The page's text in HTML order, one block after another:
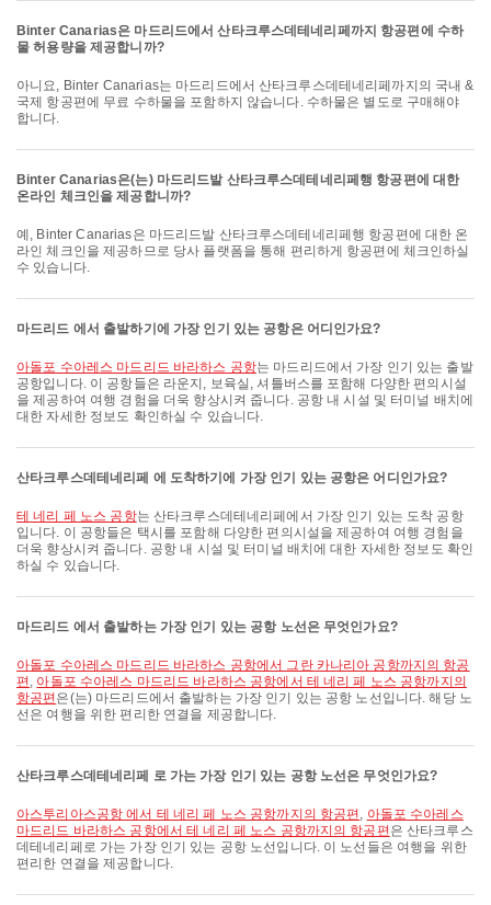
Binter Canarias은 마드리드에서 산타크루스데테네리페까지 항공편에 수하
물 허용량을 제공합니까?
아니요, Binter Canarias는 마드리드에서 산타크루스데테네리페까지의 국내 &
국제 항공편에 무료 수하물을 포함하지 않습니다. 수하물은 별도로 구매해야
합니다.
Binter Canarias은(는) 마드리드발 산타크루스데테네리페행 항공편에 대한
온라인 체크인을 제공합니까?
예, Binter Canarias은 마드리드발 산타크루스데테네리페행 항공편에 대한 온
라인 체크인을 제공하므로 당사 플랫폼을 통해 편리하게 항공편에 체크인하실
수 있습니다.
마드리드 에서 출발하기에 가장 인기 있는 공항은 어디인가요?
아돌포 수아레스 마드리드 바라하스 공항는 마드리드에서 가장 인기 있는 출발
공항입니다. 이 공항들은 라운지, 보육실, 셔틀버스를 포함해 다양한 편의시설
을 제공하여 여행 경험을 더욱 향상시켜 줍니다. 공항 내 시설 및 터미널 배치에
대한 자세한 정보도 확인하실 수 있습니다.
산타크루스데테네리페 에 도착하기에 가장 인기 있는 공항은 어디인가요?
테 네리 페 노스 공항는 산타크루스데테네리페에서 가장 인기 있는 도착 공항
입니다. 이 공항들은 택시를 포함해 다양한 편의시설을 제공하여 여행 경험을
더욱 향상시켜 줍니다. 공항 내 시설 및 터미널 배치에 대한 자세한 정보도 확인
하실 수 있습니다.
마드리드 에서 출발하는 가장 인기 있는 공항 노선은 무엇인가요?
아돌포 수아레스 마드리드 바라하스 공항에서 그란 카나리아 공항까지의 항공
편 , 아돌포 수아레스 마드리드 바라하스 공항에서 테 네리 페 노스 공항까지의
항공편 은(는) 마드리드에서 출발하는 가장 인기 있는 공항 노선입니다. 해당 노
선은 여행을 위한 편리한 연결을 제공합니다.
산타크루스데테네리페 로 가는 가장 인기 있는 공항 노선은 무엇인가요?
아스투리아스공항 에서 테 네리 페 노스 공항까지의 항공편 , 아돌포 수아레스
마드리드 바라하스 공항에서 테 네리 페 노스 공항까지의 항공편 은 산타크루스
데테네리페로 가는 가장 인기 있는 공항 노선입니다. 이 노선들은 여행을 위한
편리한 연결을 제공합니다.